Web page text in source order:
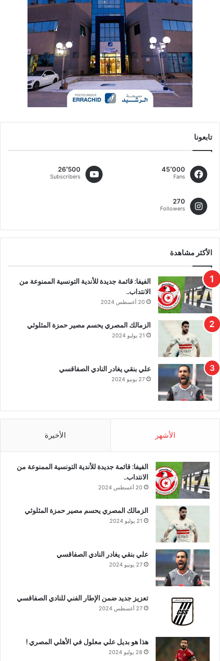
تابعونا
45٬000
Fans
26٬500
Subscribers
270
Followers
الأكثر مشاهدة
الفيفا: قائمة جديدة للأندية التونسية الممنوعة من
الانتداب..
20 أغسطس 2024
الزمالك المصري يحسم مصير حمزة المثلوثي
21 يوليو 2024
علي بنقي يغادر النادي الصفاقسي
27 يونيو 2024
الأشهر الأخيرة
الفيفا: قائمة جديدة للأندية التونسية الممنوعة من
الانتداب..
20 أغسطس 2024
الزمالك المصري يحسم مصير حمزة المثلوثي
21 يوليو 2024
علي بنقي يغادر النادي الصفاقسي
27 يونيو 2024
تعزيز جديد ضمن الإطار الفني للنادي الصفاقسي
27 أغسطس 2024
هذا هو بديل علي معلول في الأهلي المصري !
28 يوليو 2024